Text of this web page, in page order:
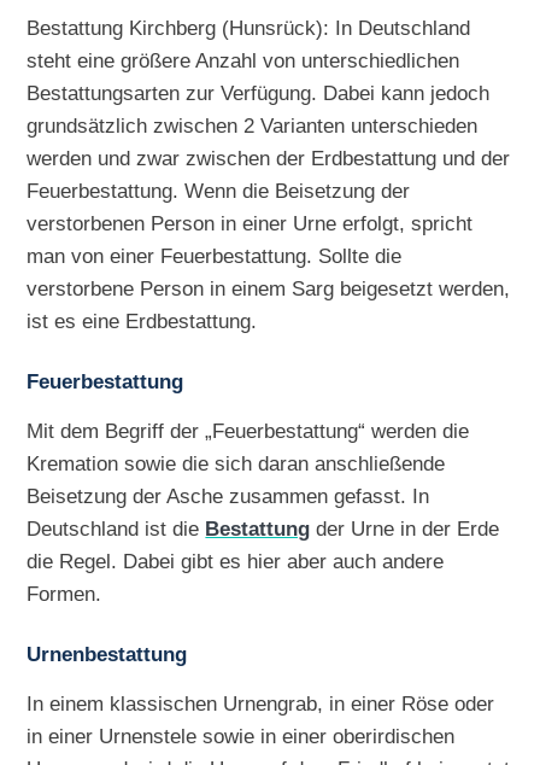
Bestattung Kirchberg (Hunsrück): In Deutschland
steht eine größere Anzahl von unterschiedlichen
Bestattungsarten zur Verfügung. Dabei kann jedoch
grundsätzlich zwischen 2 Varianten unterschieden
werden und zwar zwischen der Erdbestattung und der
Feuerbestattung. Wenn die Beisetzung der
verstorbenen Person in einer Urne erfolgt, spricht
man von einer Feuerbestattung. Sollte die
verstorbene Person in einem Sarg beigesetzt werden,
ist es eine Erdbestattung.
Feuerbestattung
Mit dem Begriff der „Feuerbestattung“ werden die
Kremation sowie die sich daran anschließende
Beisetzung der Asche zusammen gefasst. In
Deutschland ist die Bestattung der Urne in der Erde
die Regel. Dabei gibt es hier aber auch andere
Formen.
Urnenbestattung
In einem klassischen Urnengrab, in einer Röse oder
in einer Urnenstele sowie in einer oberirdischen